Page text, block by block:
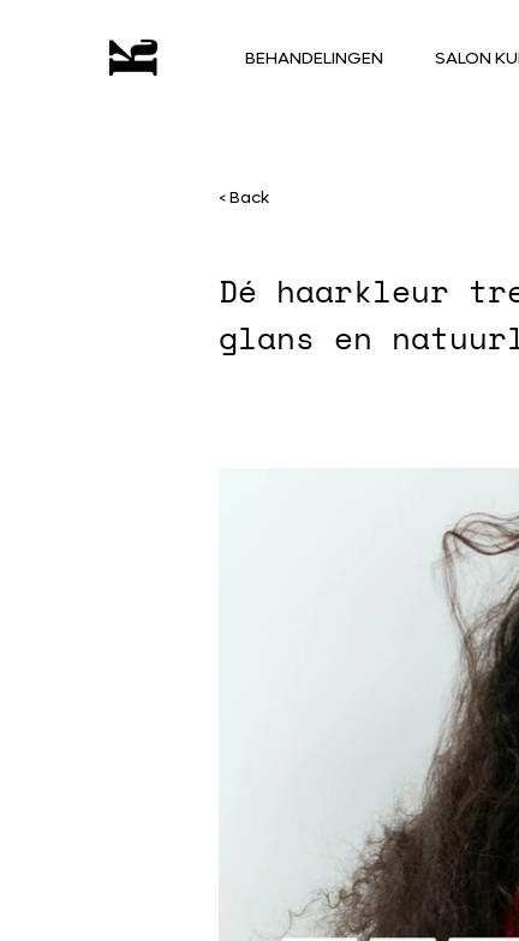
BEHANDELINGEN SALON
< Back
Dé haarkleur
glans en